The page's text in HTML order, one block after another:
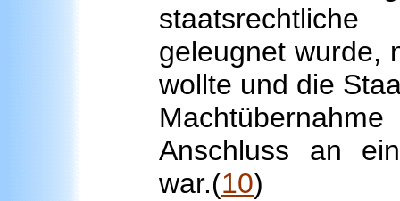
geleugnet wurde,
wollte und die
Anschluss an
war.(10)